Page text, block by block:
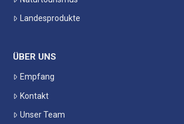
Landesprodukte
ÜBER UNS
Empfang
Kontakt
Unser Team